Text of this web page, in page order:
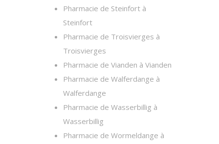
Pharmacie de Steinfort à
Steinfort
Pharmacie de Troisvierges à
Troisvierges
Pharmacie de Vianden à Vianden
Pharmacie de Walferdange à
Walferdange
Pharmacie de Wasserbillig à
Wasserbillig
Pharmacie de Wormeldange à